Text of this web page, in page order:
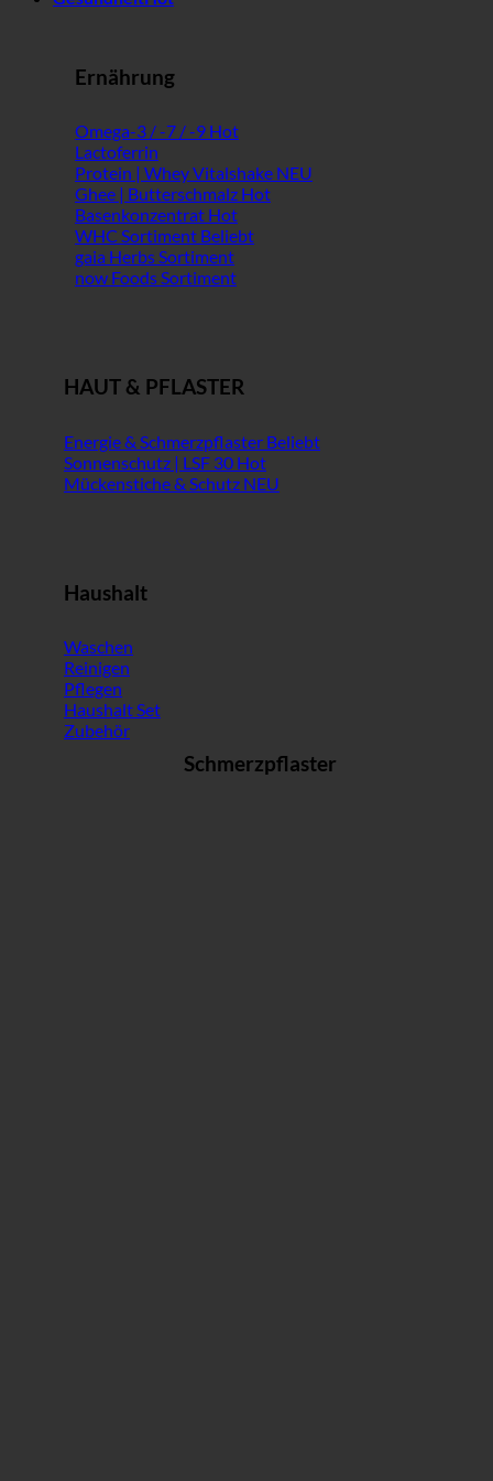
Ernährung
Omega-3 / -7 / -9
Lactoferrin
Protein | Whey Vitalshake
Ghee | Butterschmalz
Basenkonzentrat
WHC Sortiment
gaia Herbs Sortiment
now Foods Sortiment
HAUT & PFLASTER
Energie & Schmerzpflaster
Sonnenschutz | LSF 30
Mückenstiche & Schutz
Haushalt
Waschen
Reinigen
Pflegen
Haushalt Set
Zubehör
Schmerzpflaster